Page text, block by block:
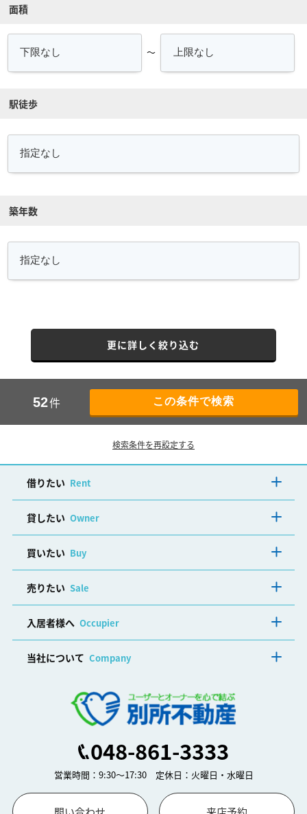
面積
～
駅徒歩
築年数
更に詳しく絞り込む
52件
検索条件を再設定する
借りたい Rent
貸したい Owner
買いたい Buy
売りたい Sale
入居者様へ Occupier
当社について Company
048-861-3333
営業時間：9:30～17:30 定休日：火曜日・水曜日